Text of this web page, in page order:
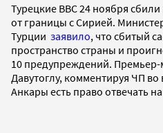
Турецкие ВВС 24 ноября
от границы с Сирией.
Турции заявило, что сбитый
пространство страны и
10 предупреждений.
Давутоглу, комментируя ЧП во
Анкары есть право отвечать